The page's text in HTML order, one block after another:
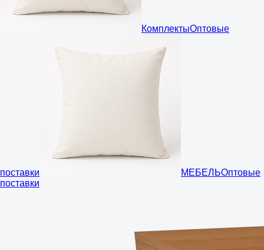
КомплектыОптовые
поставки МЕБЕЛЬОптовые
поставки